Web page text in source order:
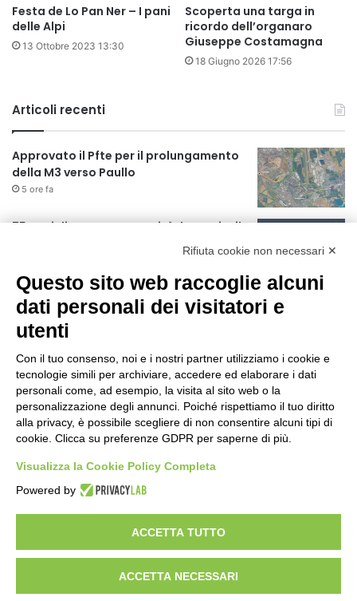
Festa de Lo Pan Ner – I pani
delle Alpi
13 Ottobre 2023 13:30
Scoperta una targa in
ricordo dell’organaro
Giuseppe Costamagna
18 Giugno 2026 17:56
Articoli recenti
Approvato il Pfte per il prolungamento
della M3 verso Paullo
5 ore fa
75 anni di INFN. La comunità, la storia, il
5 ore fa
Milano Aiuta Estate, 1600 prestazioni di
assistenza attivate
7 ore fa
Il potenziale invisibile: come la
curiosità guida l’evoluzione umana
14 ore fa
Milano tra tradizione e mutamento: il
battito sottile di una metropoli in
20 ore fa
Visibileweb - IT03270560802 - info@cronacamilano.it
Privacy Policy
Rifiuta cookie non necessari ✕
Questo sito web raccoglie alcuni
dati personali dei visitatori e
utenti
Con il tuo consenso, noi e i nostri partner utilizziamo i cookie e
tecnologie simili per archiviare, accedere ed elaborare i dati
personali come, ad esempio, la visita al sito web o la
personalizzazione degli annunci. Poiché rispettiamo il tuo diritto
alla privacy, è possibile scegliere di non consentire alcuni tipi di
cookie. Clicca su preferenze GDPR per saperne di più.
Visualizza la Cookie Policy Completa
Powered by
ACCETTA TUTTO
ACCETTA NECESSARI